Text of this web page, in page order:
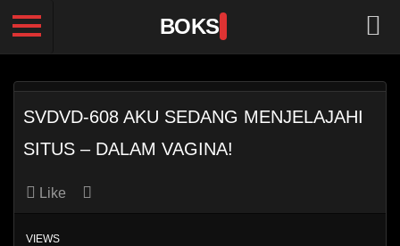
BOKS
SVDVD-608 AKU SEDANG MENJELAJAHI
SITUS – DALAM VAGINA!
Like
VIEWS